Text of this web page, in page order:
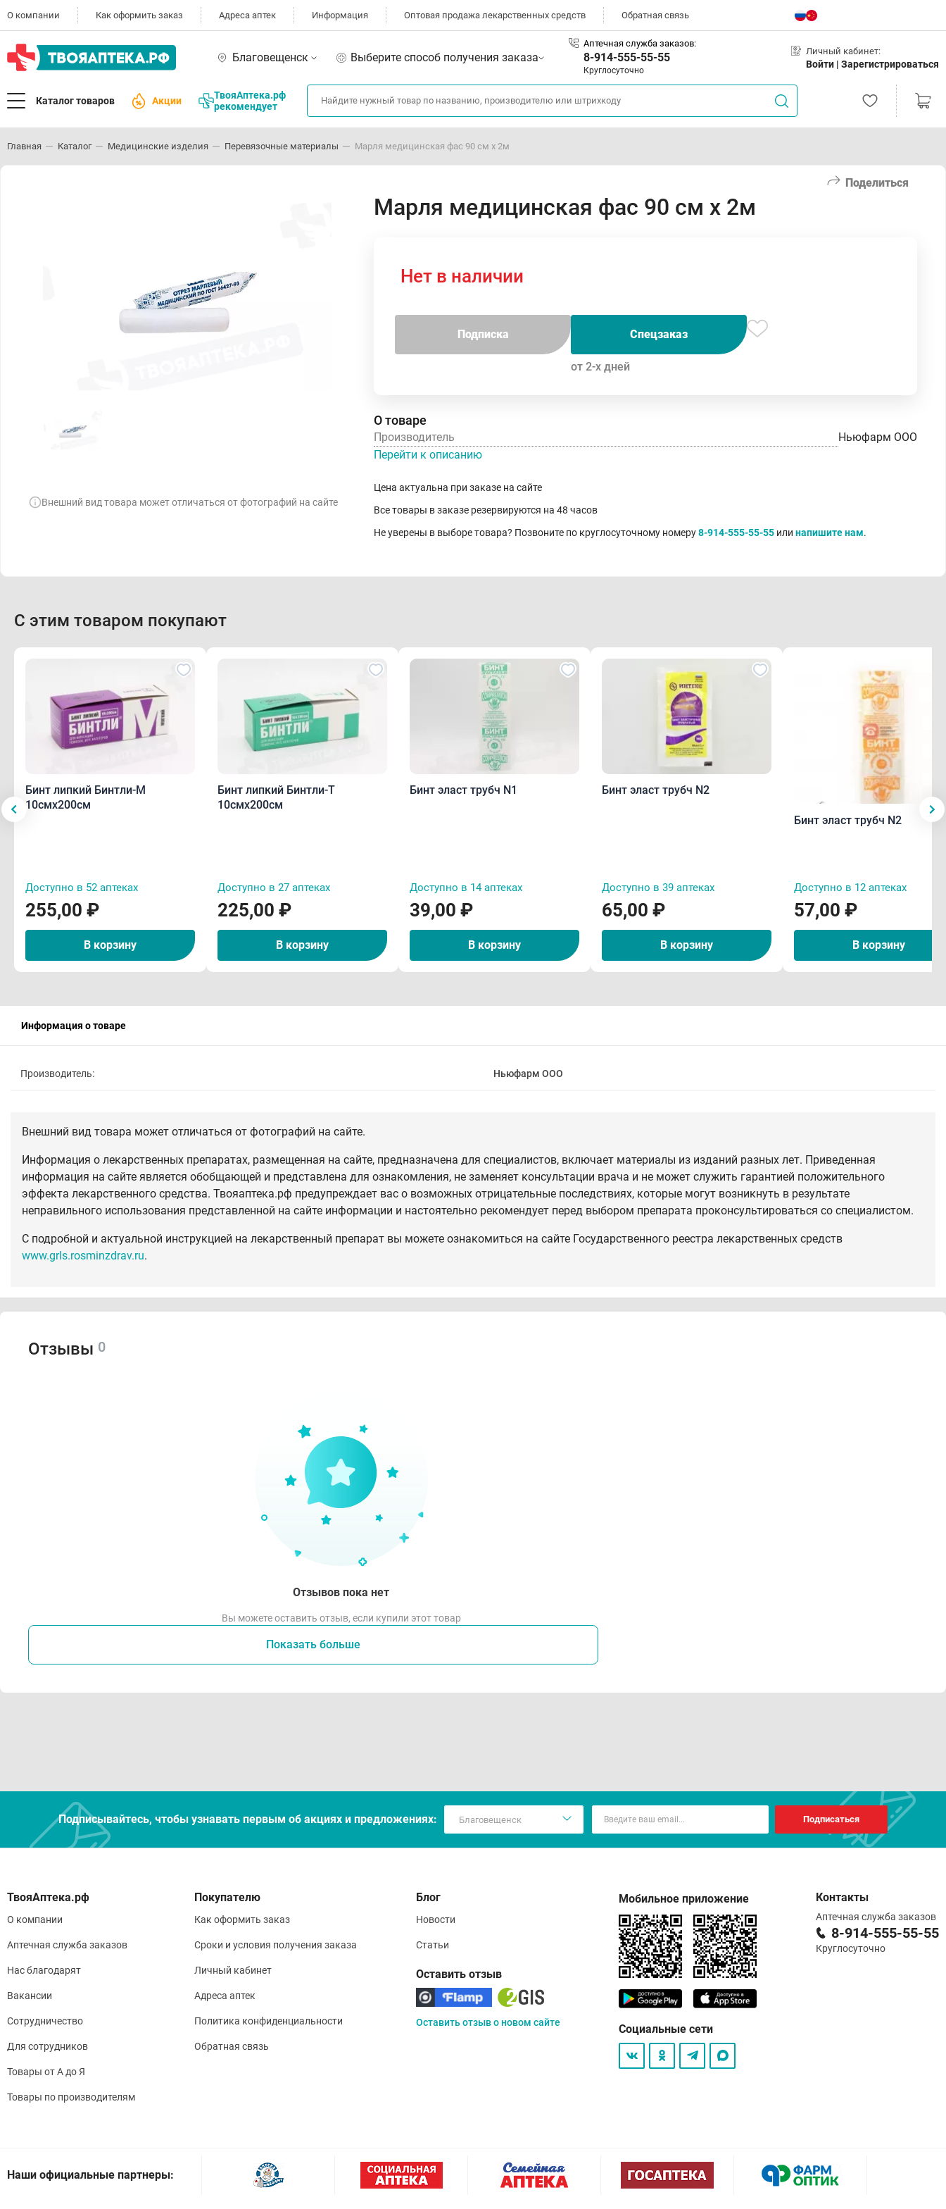
О компании Как оформить заказ Адреса аптек Информация Оптовая продажа лекарственных средств Обратная связь
Благовещенск Выберите способ получения заказа
Аптечная служба заказов:
8-914-555-55-55
Круглосуточно
Личный кабинет:
Войти | Зарегистрироваться
Каталог товаров Акции
ТвояАптека.рф
рекомендует
Главная Каталог Медицинские изделия Перевязочные материалы Марля медицинская фас 90 см х 2м
Поделиться
Внешний вид товара может отличаться от фотографий на сайте
Марля медицинская фас 90 см х 2м
Нет в наличии
Подписка Спецзаказ
от 2-х дней
О товаре
Производитель
Ньюфарм ООО
Перейти к описанию
Цена актуальна при заказе на сайте
Все товары в заказе резервируются на 48 часов
Не уверены в выборе товара? Позвоните по круглосуточному номеру8-914-555-55-55 или напишите нам.
С этим товаром покупают
Бинт липкий Бинтли-М
10смх200см
Доступно в 52 аптеках
255,00 ₽
В корзину
Бинт липкий Бинтли-Т
10смх200см
Доступно в 27 аптеках
225,00 ₽
В корзину
Бинт эласт трубч N1
Доступно в 14 аптеках
39,00 ₽
В корзину
Бинт эласт трубч N2
Доступно в 39 аптеках
65,00 ₽
В корзину
Бинт эласт трубч N2
Доступно в 12 аптеках
57,00 ₽
В корзину
Информация о товаре
Производитель: Ньюфарм ООО
Внешний вид товара может отличаться от фотографий на сайте.
Информация о лекарственных препаратах, размещенная на сайте, предназначена для специалистов, включает материалы из изданий разных лет. Приведенная
информация на сайте является обобщающей и представлена для ознакомления, не заменяет консультации врача и не может служить гарантией положительного
эффекта лекарственного средства. Твояаптека.рф предупреждает вас о возможных отрицательные последствиях, которые могут возникнуть в результате
неправильного использования представленной на сайте информации и настоятельно рекомендует перед выбором препарата проконсультироваться со специалистом.
С подробной и актуальной инструкцией на лекарственный препарат вы можете ознакомиться на сайте Государственного реестра лекарственных средств
www.grls.rosminzdrav.ru.
Отзывы 0
Отзывов пока нет
Вы можете оставить отзыв, если купили этот товар
Показать больше
Подписывайтесь, чтобы узнавать первым об акцияx и предложениях: Подписаться
О компании
Аптечная служба заказов
Нас благодарят
Вакансии
Сотрудничество
Для сотрудников
Товары от А до Я
Товары по производителям
Покупателю
Как оформить заказ
Сроки и условия получения заказа
Личный кабинет
Адреса аптек
Политика конфиденциальности
Обратная связь
Блог
Новости
Статьи
Оставить отзыв
Оставить отзыв о новом сайте
Мобильное приложение
Социальные сети
Контакты
Аптечная служба заказов
8-914-555-55-55
Круглосуточно
Наши официальные партнеры: